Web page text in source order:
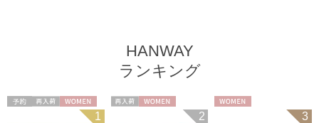
HANWAY
ランキング
WOMEN 1 2 3